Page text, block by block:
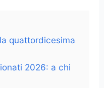
quattordicesima
2026: a chi